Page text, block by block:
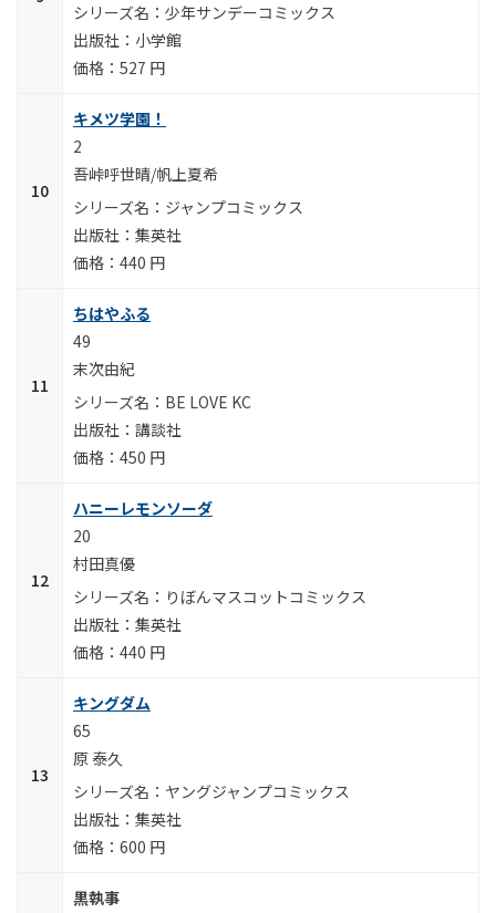
少年サンデーコミックス
小学館
527 円
キメツ学園！
2
吾峠呼世晴/帆上夏希
ジャンプコミックス
集英社
440 円
ちはやふる
49
末次由紀
BE LOVE KC
講談社
450 円
ハニーレモンソーダ
20
村田真優
りぼんマスコットコミックス
集英社
440 円
キングダム
65
原 泰久
ヤングジャンプコミックス
集英社
600 円
黒執事